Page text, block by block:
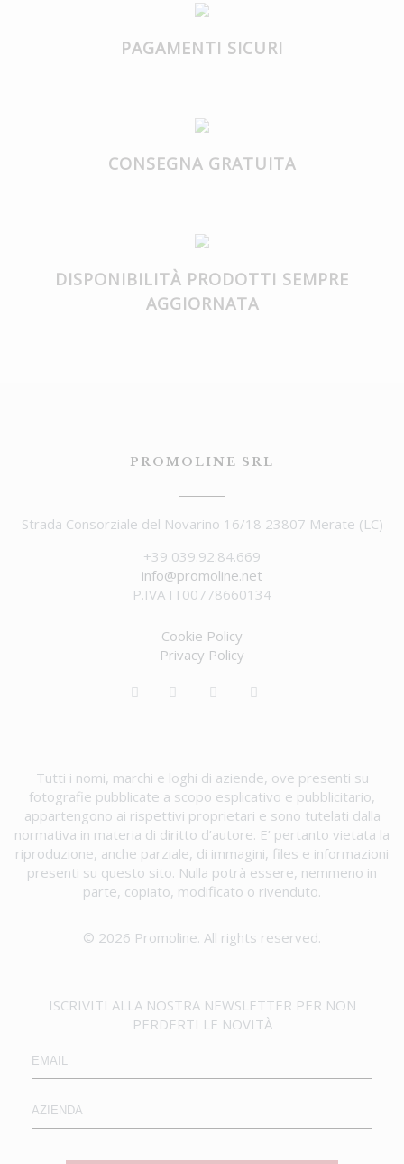
PAGAMENTI SICURI
CONSEGNA GRATUITA
DISPONIBILITÀ PRODOTTI SEMPRE
AGGIORNATA
PROMOLINE SRL
Strada Consorziale del Novarino 16/18 23807 Merate (LC)
+39 039.92.84.669
info@promoline.net
P.IVA IT00778660134
Cookie Policy
Privacy Policy
Tutti i nomi, marchi e loghi di aziende, ove presenti su
fotografie pubblicate a scopo esplicativo e pubblicitario,
appartengono ai rispettivi proprietari e sono tutelati dalla
normativa in materia di diritto d’autore. E’ pertanto vietata la
riproduzione, anche parziale, di immagini, files e informazioni
presenti su questo sito. Nulla potrà essere, nemmeno in
parte, copiato, modificato o rivenduto.
© 2026 Promoline. All rights reserved.
ISCRIVITI ALLA NOSTRA NEWSLETTER PER NON
PERDERTI LE NOVITÀ